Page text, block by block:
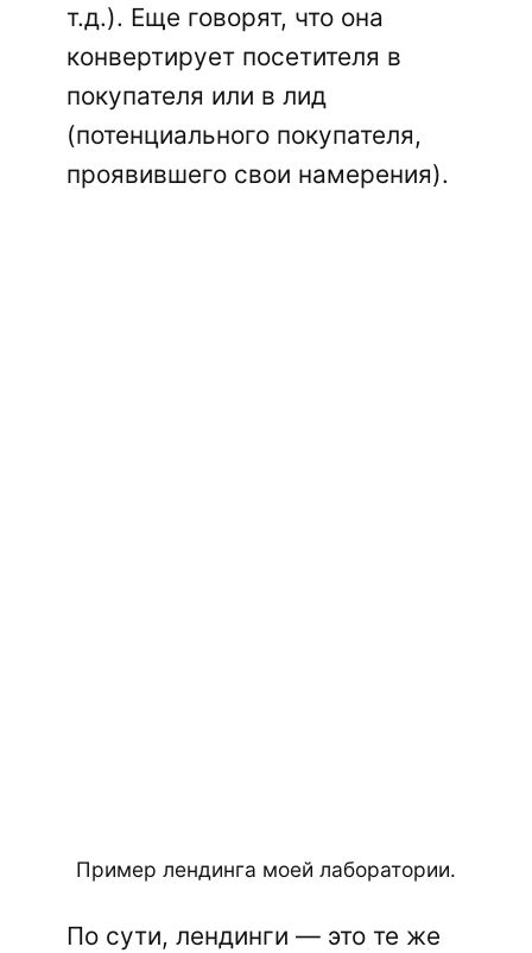
т.д.). Еще говорят, что она
конвертирует посетителя в
покупателя или в лид
(потенциального покупателя,
проявившего свои намерения).
Пример лендинга моей лаборатории.
По сути, лендинги — это те же